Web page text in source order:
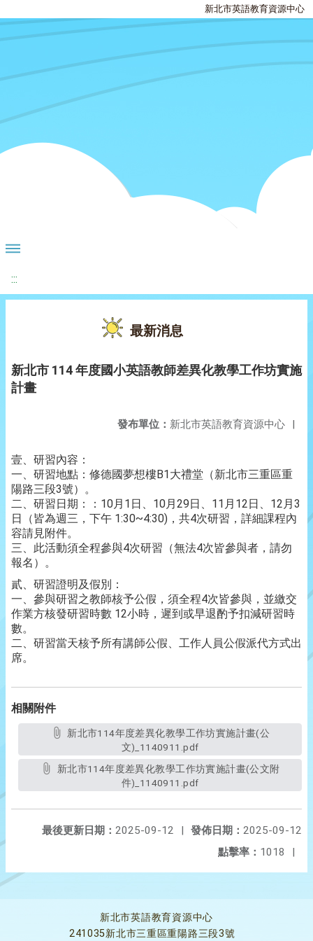
新北市英語教育資源中心
:::
最新消息
新北市 114 年度國小英語教師差異化教學工作坊實施
計畫
發布單位： 新北市英語教育資源中心 |
壹、研習內容：
一、研習地點：修德國夢想樓B1大禮堂（新北市三重區重
陽路三段3號）。
二、研習日期：：10月1日、10月29日、11月12日、12月3
日（皆為週三，下午 1:30~4:30)，共4次研習，詳細課程內
容請見附件。
三、此活動須全程參與4次研習（無法4次皆參與者，請勿
報名）。
貳、研習證明及假別：
一、參與研習之教師核予公假，須全程4次皆參與，並繳交
作業方核發研習時數 12小時，遲到或早退酌予扣減研習時
數。
二、研習當天核予所有講師公假、工作人員公假派代方式出
席。
相關附件
文)_1140911.pdf
件)_1140911.pdf
發佈日期： 2025-09-12
最後更新日期： 2025-09-12
|
點擊率： 1018 |
新北市英語教育資源中心
241035新北市三重區重陽路三段3號